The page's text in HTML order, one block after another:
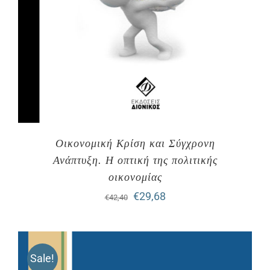
Οικονομική Κρίση και Σύγχρονη
Ανάπτυξη. H οπτική της πολιτικής
οικονομίας
€42,40
Original
€29,68Η
Sale!